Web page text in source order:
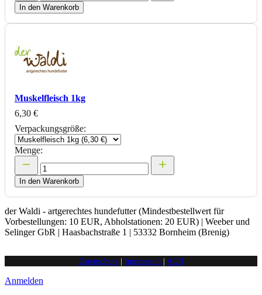
In den Warenkorb
Muskelfleisch 1kg
6,30 €
Verpackungsgröße:
Menge:
In den Warenkorb
der Waldi - artgerechtes hundefutter (Mindestbestellwert für
Vorbestellungen: 10 EUR, Abholstationen: 20 EUR) | Weeber und
Selinger GbR | Haasbachstraße 1 | 53332 Bornheim (Brenig)
Datenschutz Impressum AGB
Anmelden